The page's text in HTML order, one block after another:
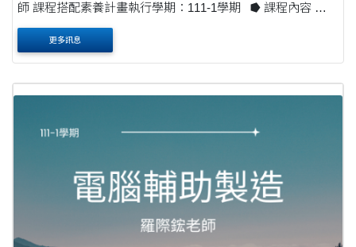
師 課程搭配素養計畫執行學期：111-1學期 ⭓ 課程內容 課
程提供學生們與食、農相關的知識，並融入新常態、永續發
展等議....
更多訊息